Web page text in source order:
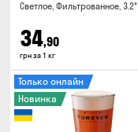
Светлое, Фильтрованное, 3.2°
34,90
грн за 1 кг
Только онлайн
Новинка